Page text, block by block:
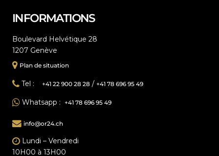
INFORMATIONS
Boulevard Helvétique 28
1207 Genève
Plan de situation
Tel : +41 22 900 28 28 / +41 78 696 95 49
Whatsapp : +41 78 696 95 49
info@or24.ch
Lundi – Vendredi
10H00 à 13H00